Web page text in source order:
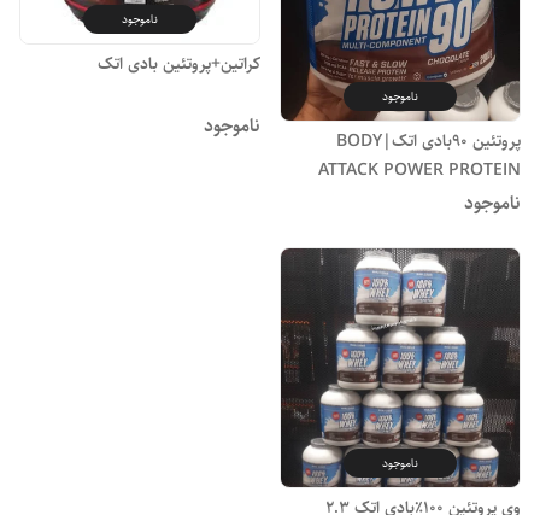
ناموجود
پروتئین 90بادی اتک|BODY
ATTACK POWER PROTEIN
ناموجود
ناموجود
کراتین+پروتئین بادی اتک
ناموجود
ناموجود
وی پروتئین 100٪بادی اتک 2.3